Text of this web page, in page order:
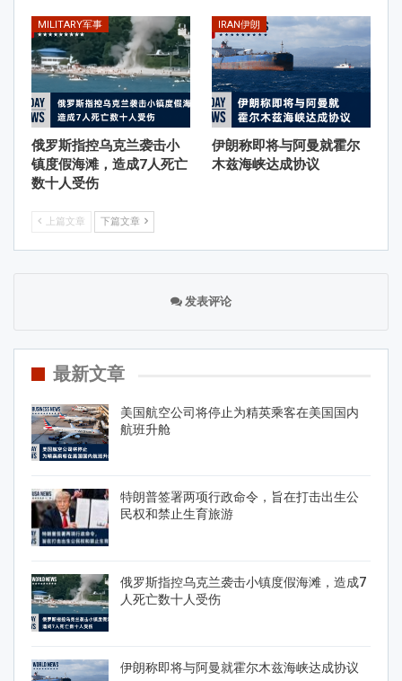
MILITARY军事
俄罗斯指控乌克兰袭击小
镇度假海滩，造成7人死亡
数十人受伤
IRAN伊朗
伊朗称即将与阿曼就霍尔
木兹海峡达成协议
上篇文章 下篇文章
发表评论
最新文章
美国航空公司将停止为精英乘客在美国国内
航班升舱
特朗普签署两项行政命令，旨在打击出生公
民权和禁止生育旅游
俄罗斯指控乌克兰袭击小镇度假海滩，造成7
人死亡数十人受伤
伊朗称即将与阿曼就霍尔木兹海峡达成协议